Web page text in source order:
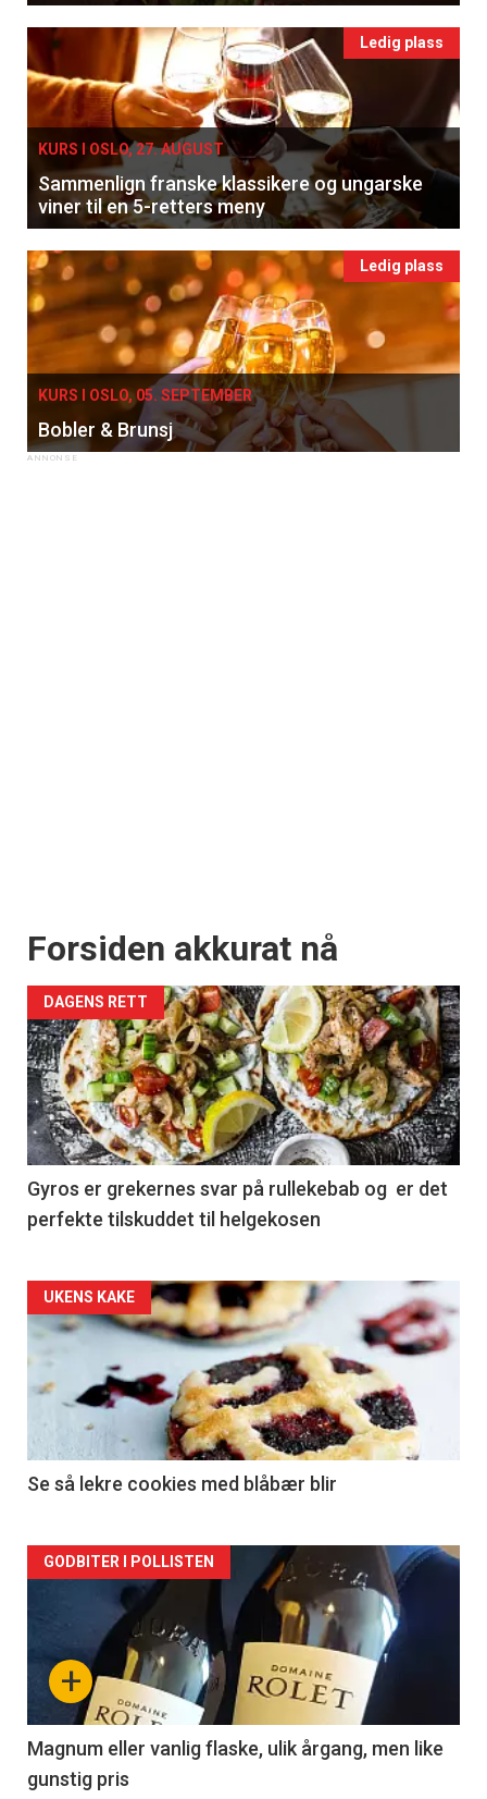
Ledig plass
KURS I OSLO, 27. AUGUST
Sammenlign franske klassikere og ungarske
viner til en 5-retters meny
Ledig plass
KURS I OSLO, 05. SEPTEMBER
Bobler & Brunsj
Forsiden akkurat nå
DAGENS RETT
Gyros er grekernes svar på rullekebab og er det
perfekte tilskuddet til helgekosen
Forsiden
akkurat
nå
2
UKENS KAKE
Se så lekre cookies med blåbær blir
Forsiden
akkurat
nå
3
+
GODBITER I POLLISTEN
Magnum eller vanlig flaske, ulik årgang, men like
gunstig pris